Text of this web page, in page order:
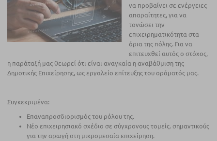
να προβαίνει σε ενέργειες
απαραίτητες, για να
τονώσει την
επιχειρηματικότητα στα
όρια της πόλης. Για να
επιτευχθεί αυτός ο στόχος,
η παράταξή μας θεωρεί ότι είναι αναγκαία η αναβάθμιση της
Δημοτικής Επιχείρησης, ως εργαλείο επίτευξης του οράματός μας.
Συγκεκριμένα:
Επαναπροσδιορισμός του ρόλου της.
Νέο επιχειρησιακό σχέδιο σε σύγχρονους τομείς. σημαντικούς
για την αρωγή στη μικρομεσαία επιχείρηση.